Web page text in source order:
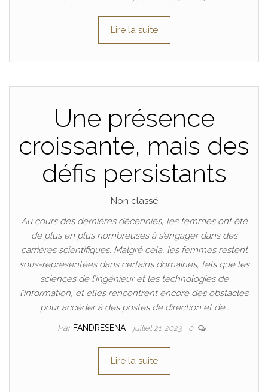
Lire la suite
Une présence
croissante, mais des
défis persistants
Non classé
Au cours des dernières décennies, les femmes ont été
de plus en plus nombreuses à s’engager dans des
carrières scientifiques. Malgré cela, les femmes restent
sous-représentées dans certains domaines, tels que les
sciences de l’ingénieur et les technologies de
l’information, et elles rencontrent encore des obstacles
pour accéder à des postes de direction et de…
Par FANDRESENA juillet 21, 2023 0
Lire la suite